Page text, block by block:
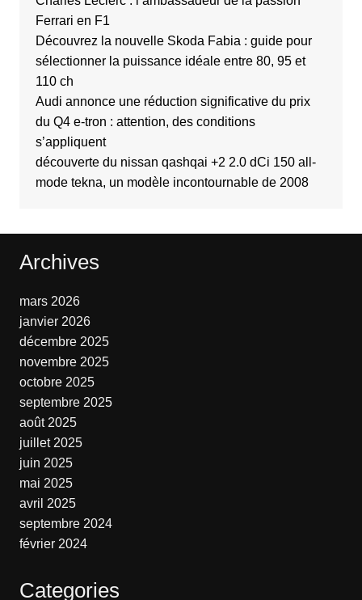
Ferrari en F1
Découvrez la nouvelle Skoda Fabia : guide pour
sélectionner la puissance idéale entre 80, 95 et
110 ch
Audi annonce une réduction significative du prix
du Q4 e-tron : attention, des conditions
s’appliquent
découverte du nissan qashqai +2 2.0 dCi 150 all-
mode tekna, un modèle incontournable de 2008
Archives
mars 2026
janvier 2026
décembre 2025
novembre 2025
octobre 2025
septembre 2025
août 2025
juillet 2025
juin 2025
mai 2025
avril 2025
septembre 2024
février 2024
Categories